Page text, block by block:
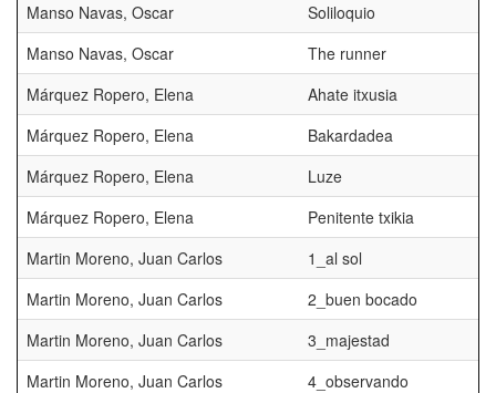
Manso Navas, Oscar
Soliloquio
Manso Navas, Oscar
The runner
Márquez Ropero, Elena
Ahate itxusia
Márquez Ropero, Elena
Bakardadea
Márquez Ropero, Elena
Luze
Márquez Ropero, Elena
Penitente txikia
Martin Moreno, Juan Carlos
1_al sol
Martin Moreno, Juan Carlos
2_buen bocado
Martin Moreno, Juan Carlos
3_majestad
Martin Moreno, Juan Carlos
4_observando